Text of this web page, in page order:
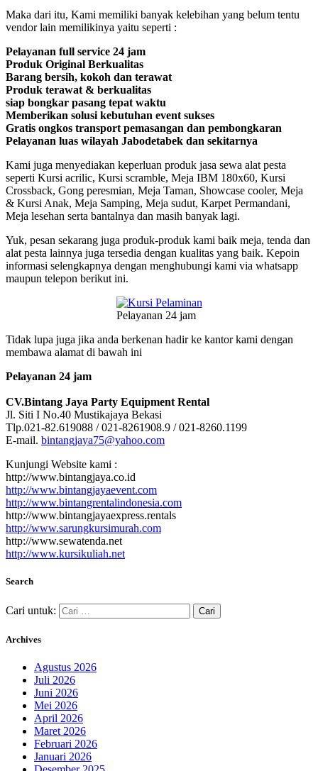
Maka dari itu, Kami memiliki banyak kelebihan yang belum tentu
vendor lain memilikinya yaitu seperti :
Pelayanan full service 24 jam
Produk Original Berkualitas
Barang bersih, kokoh dan terawat
Produk terawat & berkualitas
siap bongkar pasang tepat waktu
Memberikan solusi kebutuhan event sukses
Gratis ongkos transport pemasangan dan pembongkaran
Pelayanan luas wilayah Jabodetabek dan sekitarnya
Kami juga menyediakan keperluan produk jasa sewa alat pesta
seperti Kursi acrilic, Kursi scramble, Meja IBM 180x60, Kursi
Crossback, Gong peresmian, Meja Taman, Showcase cooler, Meja
& Kursi Anak, Meja Samping, Meja sudut, Karpet Permandani,
Meja lesehan serta bantalnya dan masih banyak lagi.
Yuk, pesan sekarang juga produk-produk kami baik meja, tenda dan
alat pesta lainnya juga tersedia dengan kualitas yang baik. Kepoin
informasi selengkapnya dengan menghubungi kami via whatsapp
maupun telepon berikut ini.
Pelayanan 24 jam
Tidak lupa juga jika anda berkenan hadir ke kantor kami dengan
membawa alamat di bawah ini
Pelayanan 24 jam
CV.Bintang Jaya Party Equipment Rental
Jl. Siti I No.40 Mustikajaya Bekasi
Tlp.021-82.619088 / 021-8261908.9 / 021-8260.1199
E-mail. bintangjaya75@yahoo.com
Kunjungi Website kami :
http://www.bintangjaya.co.id
http://www.bintangjayaevent.com
http://www.bintangrentalindonesia.com
http://www.bintangjayaexpress.rentals
http://www.sarungkursimurah.com
http://www.sewatenda.net
http://www.kursikuliah.net
Search
Cari untuk:
Archives
Agustus 2026
Juli 2026
Juni 2026
Mei 2026
April 2026
Maret 2026
Februari 2026
Januari 2026